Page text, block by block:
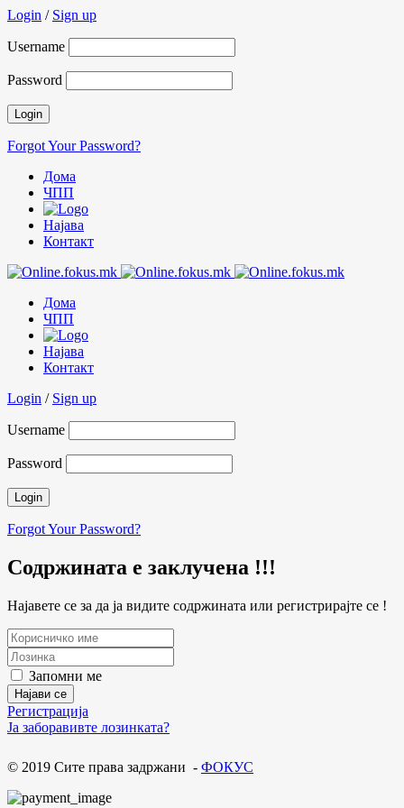
Login / Sign up
Username
Password
Forgot Your Password?
Дома
ЧПП
Најава
Контакт
Дома
ЧПП
Најава
Контакт
Login / Sign up
Username
Password
Forgot Your Password?
Содржината е заклучена !!!
Најавете се за да ја видите содржината или регистрирајте се !
Запомни ме
Регистрација
Ја заборавивте лозинката?
© 2019 Сите права задржани - ФОКУС